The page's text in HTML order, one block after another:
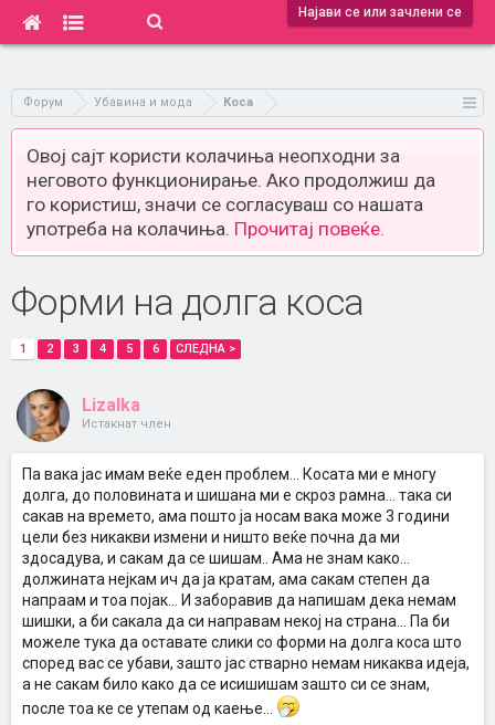
Најави се или зачлени се
Форум Убавина и мода Коса
Овој сајт користи колачиња неопходни за
неговото функционирање. Ако продолжиш да
го користиш, значи се согласуваш со нашата
употреба на колачиња. Прочитај повеќе.
Форми на долга коса
1 2 3 4 5 6 СЛЕДНА >
Lizalka
Истакнат член
Па вака јас имам веќе еден проблем... Косата ми е многу
долга, до половината и шишана ми е скроз рамна... така си
сакав на времето, ама пошто ја носам вака може 3 години
цели без никакви измени и ништо веќе почна да ми
здосадува, и сакам да се шишам.. Ама не знам како...
должината нејкам ич да ја кратам, ама сакам степен да
напраам и тоа појак... И заборавив да напишам дека немам
шишки, а би сакала да си направам некој на страна... Па би
можеле тука да оставате слики со форми на долга коса што
според вас се убави, зашто јас стварно немам никаква идеја,
а не сакам било како да се исишишам зашто си се знам,
после тоа ке се утепам од каење...